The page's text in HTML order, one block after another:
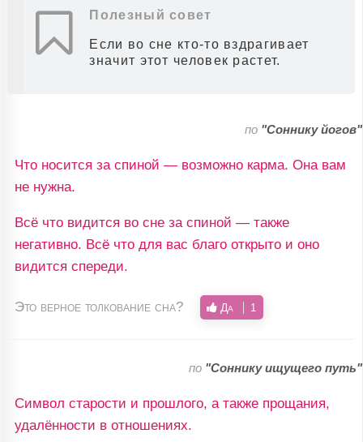
Полезный совет
Если во сне кто-то вздрагивает
значит этот человек растет.
по "Соннику йогов"
Что носится за спиной — возможно карма. Она вам
не нужна.
Всё что видится во сне за спиной — также
негативно. Всё что для вас благо открыто и оно
видится спереди.
Это верное толкование сна? Да 1
по "Соннику ищущего путь"
Символ старости и прошлого, а также прощания,
удалённости в отношениях.